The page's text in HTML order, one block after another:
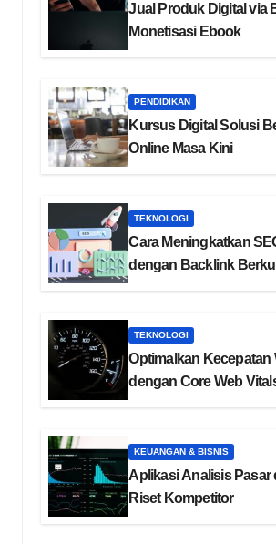
Jual Produk Digital via
Monetisasi Ebook
PENDIDIKAN
Kursus Digital Solusi
Online Masa Kini
TEKNOLOGI
Cara Meningkatkan
dengan Backlink
TEKNOLOGI
Optimalkan Kecepatan
dengan Core Web
KEUANGAN & BISNIS
Aplikasi Analisis Pasar
Riset Kompetitor